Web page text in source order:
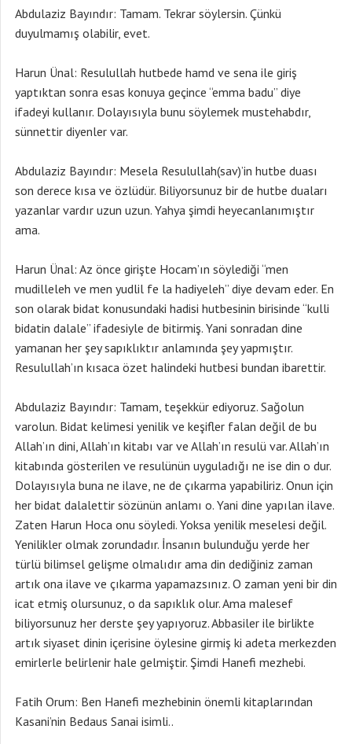
Abdulaziz Bayındır: Tamam. Tekrar söylersin. Çünkü
duyulmamış olabilir, evet.
Harun Ünal: Resulullah hutbede hamd ve sena ile giriş
yaptıktan sonra esas konuya geçince “emma badu” diye
ifadeyi kullanır. Dolayısıyla bunu söylemek mustehabdır,
sünnettir diyenler var.
Abdulaziz Bayındır: Mesela Resulullah(sav)’in hutbe duası
son derece kısa ve özlüdür. Biliyorsunuz bir de hutbe duaları
yazanlar vardır uzun uzun. Yahya şimdi heyecanlanımıştır
ama.
Harun Ünal: Az önce girişte Hocam’ın söylediği “men
mudilleleh ve men yudlil fe la hadiyeleh” diye devam eder. En
son olarak bidat konusundaki hadisi hutbesinin birisinde “kulli
bidatin dalale” ifadesiyle de bitirmiş. Yani sonradan dine
yamanan her şey sapıklıktır anlamında şey yapmıştır.
Resulullah’ın kısaca özet halindeki hutbesi bundan ibarettir.
Abdulaziz Bayındır: Tamam, teşekkür ediyoruz. Sağolun
varolun. Bidat kelimesi yenilik ve keşifler falan değil de bu
Allah’ın dini, Allah’ın kitabı var ve Allah’ın resulü var. Allah’ın
kitabında gösterilen ve resulünün uyguladığı ne ise din o dur.
Dolayısıyla buna ne ilave, ne de çıkarma yapabiliriz. Onun için
her bidat dalalettir sözünün anlamı o. Yani dine yapılan ilave.
Zaten Harun Hoca onu söyledi. Yoksa yenilik meselesi değil.
Yenilikler olmak zorundadır. İnsanın bulunduğu yerde her
türlü bilimsel gelişme olmalıdır ama din dediğiniz zaman
artık ona ilave ve çıkarma yapamazsınız. O zaman yeni bir din
icat etmiş olursunuz, o da sapıklık olur. Ama malesef
biliyorsunuz her derste şey yapıyoruz. Abbasiler ile birlikte
artık siyaset dinin içerisine öylesine girmiş ki adeta merkezden
emirlerle belirlenir hale gelmiştir. Şimdi Hanefi mezhebi.
Fatih Orum: Ben Hanefi mezhebinin önemli kitaplarından
Kasani’nin Bedaus Sanai isimli..